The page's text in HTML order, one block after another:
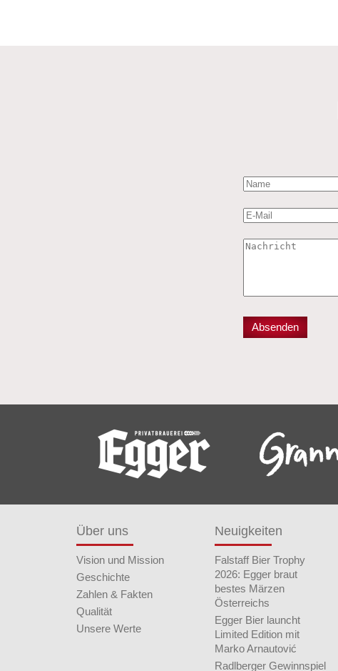
Über uns
Vision und Mission
Geschichte
Zahlen & Fakten
Qualität
Unsere Werte
Neuigkeiten
Falstaff Bier Trophy
2026: Egger braut
bestes Märzen
Österreichs
Egger Bier launcht
Limited Edition mit
Marko Arnautović
Radlberger Gewinnspiel